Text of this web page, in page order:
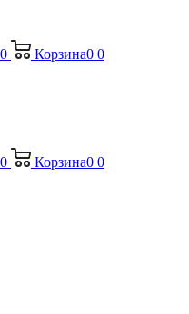
0 Корзина0 0
0 Корзина0 0